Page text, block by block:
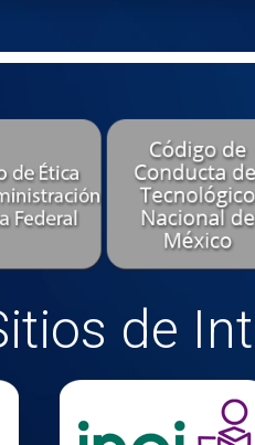
de